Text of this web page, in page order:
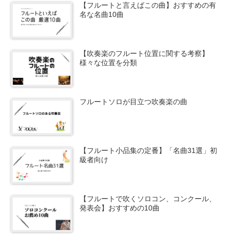
【フルートと言えばこの曲】おすすめの有
名な名曲10曲
【吹奏楽のフルート位置に関する考察】
様々な位置を分類
フルートソロが目立つ吹奏楽の曲
【フルート小品集の定番】「名曲31選」初
級者向け
【フルートで吹くソロコン、コンクール、
発表会】おすすめの10曲